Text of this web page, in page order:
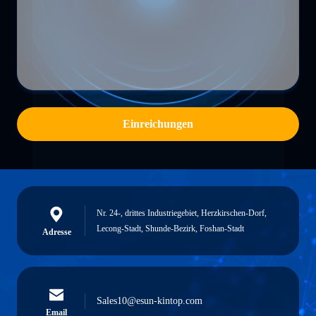
Einreichungen
Adresse
Nr. 24-, drittes Industriegebiet, Herzkirschen-Dorf,
Lecong-Stadt, Shunde-Bezirk, Foshan-Stadt
Email
Sales10@esun-kintop.com